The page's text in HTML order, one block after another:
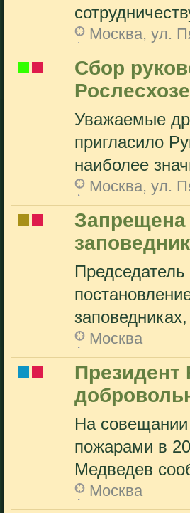
Москва, ул.
Сбор
Уважаемые
пригласило
наиболее
Москва, ул.
Запрещена
Москва
Президент
На совещании
пожарами в
Медведев
Москва